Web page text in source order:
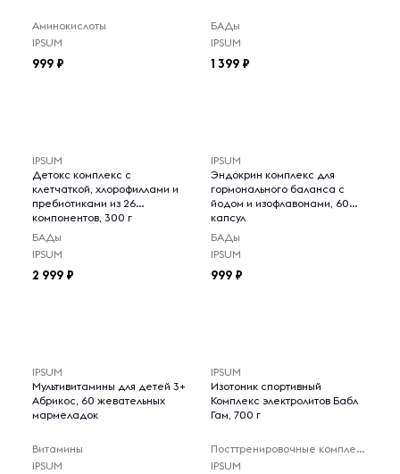
Аминокислоты
IPSUM
999
БАДы
IPSUM
1 399
IPSUM
Детокс комплекс с
клетчаткой, хлорофиллами и
пребиотиками из 26
компонентов, 300 г
БАДы
IPSUM
2 999
IPSUM
Эндокрин комплекс для
гормонального баланса с
йодом и изофлавонами, 60
капсул
БАДы
IPSUM
999
IPSUM
Мультивитамины для детей 3+
Абрикос, 60 жевательных
мармеладок
Витамины
IPSUM
IPSUM
Изотоник спортивный
Комплекс электролитов Бабл
Гам, 700 г
Посттренировочные комплексы
IPSUM